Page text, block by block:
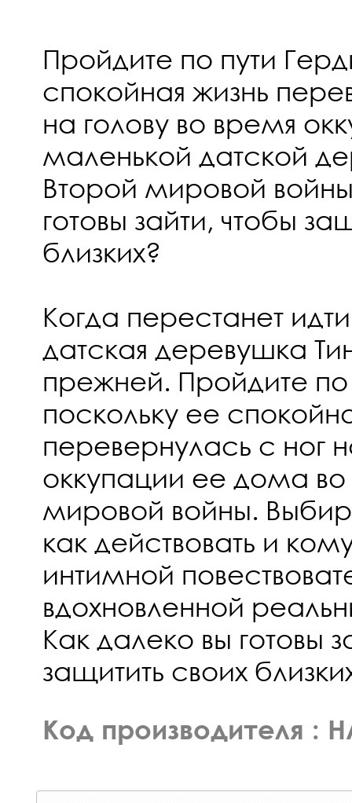
Пройдите по пути
спокойная жизнь
на голову во время
маленькой датской
Второй мировой
готовы зайти, чтобы
близких?
Когда перестанет
датская деревушка
прежней. Пройдите по
поскольку ее
перевернулась с ног
оккупации ее дома
мировой войны.
как действовать и
интимной
вдохновленной
Как далеко вы готовы
защитить своих
Код производителя :